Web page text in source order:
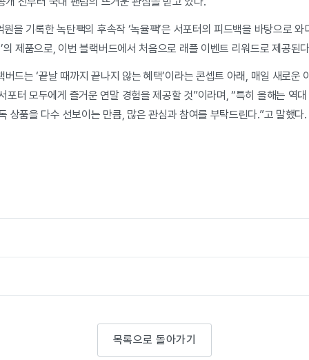
을 기록한 녹탄팩의 후속작 ‘녹율팩’은 서포터의 피드백을 바탕으로
의 제품으로, 이번 블랙버드에서 처음으로 래플 이벤트 리워드로 제공된
드는 ‘끝날 때까지 끝나지 않는 혜택’이라는 콘셉트 아래, 매일 새로운
포터 모두에게 즐거운 연말 경험을 제공할 것”이라며, “특히 올해는 역
상품을 다수 선보이는 만큼, 많은 관심과 참여를 부탁드린다.”고 말했다.
목록으로 돌아가기